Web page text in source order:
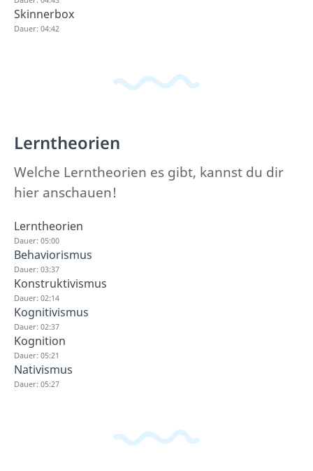
Skinnerbox
Dauer: 04:42
Lerntheorien
Welche Lerntheorien es gibt, kannst du dir
hier anschauen!
Lerntheorien
Dauer: 05:00
Behaviorismus
Dauer: 03:37
Konstruktivismus
Dauer: 02:14
Kognitivismus
Dauer: 02:37
Kognition
Dauer: 05:21
Nativismus
Dauer: 05:27